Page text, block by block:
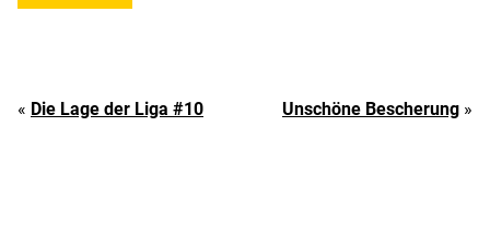
« Die Lage der Liga #10 Unschöne Bescherung »